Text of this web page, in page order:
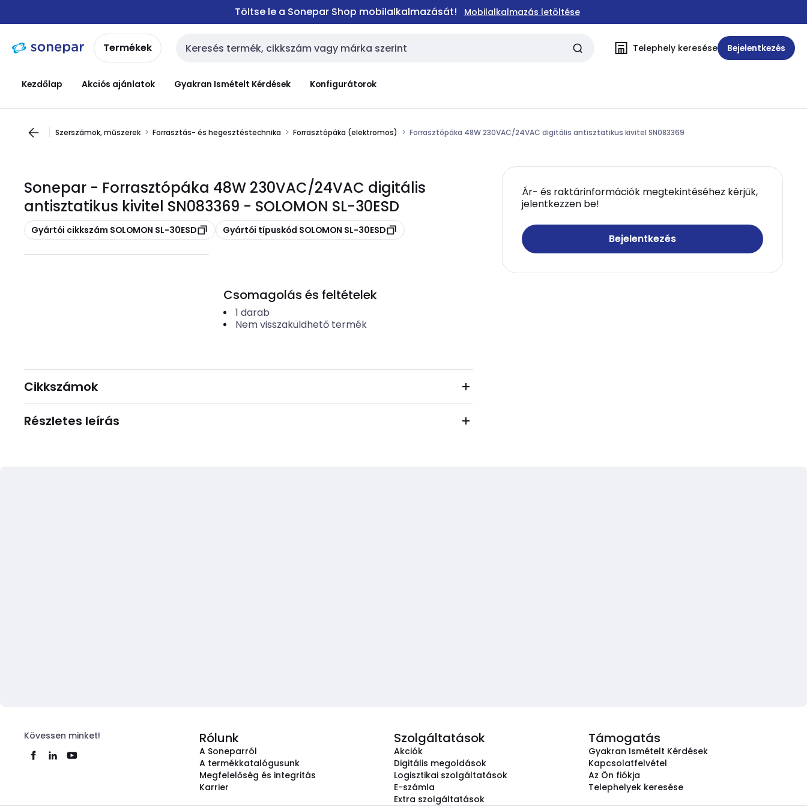
navigációhoztartalomra
Töltse le a Sonepar Shop mobilalkalmazását! Mobilalkalmazás letöltése
Termékek Keresési bemenet Telephely keresése Bejelentkezés
Kezdőlap Akciós ajánlatok Gyakran Ismételt Kérdések Konfigurátorok
Szerszámok, műszerek Forrasztás- és hegesztéstechnika Forrasztópáka (elektromos) Forrasztópáka 48W 230VAC/24VAC digitális antisztatikus kivitel SN083369
Sonepar - Forrasztópáka 48W 230VAC/24VAC digitális
antisztatikus kivitel SN083369 - SOLOMON SL-30ESD
Másolás
Gyártói cikkszám SOLOMON SL-30ESD Másolás
Gyártói típuskód SOLOMON SL-30ESD
Ár- és raktárinformációk megtekintéséhez kérjük,
jelentkezzen be!
Bejelentkezés
Csomagolás és feltételek
1 darab
Nem visszaküldhető termék
Cikkszámok
Részletes leírás
Kövessen minket! Rólunk
A Soneparról
A termékkatalógusunk
Megfelelőség és integritás
Karrier
Szolgáltatások
Akciók
Digitális megoldások
Logisztikai szolgáltatások
E-számla
Extra szolgáltatások
Támogatás
Gyakran Ismételt Kérdések
Kapcsolatfelvétel
Az Ön fiókja
Telephelyek keresése